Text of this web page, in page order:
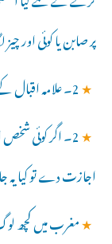
پر صابن یا کوئی اور
★2۔ علامہ اقبال کے نام کے بعد ’رحمۃ ﷲ علیہ‘ کہنا کیسا ہے؟؟
★ 2۔ اگر کوئی
اجازت دے تو کیا یہ
★مغرب میں کچھ